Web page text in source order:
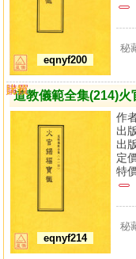
eqnyf200
秘
道教儀範全集(214)火
eqnyf214
作
出
出
定
特
購買
比較
秘